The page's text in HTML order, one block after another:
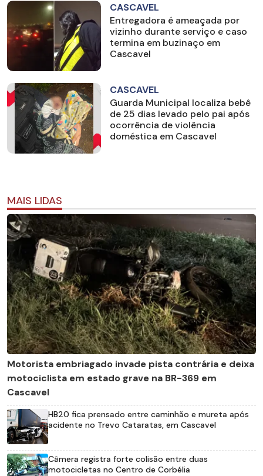
CASCAVEL
Entregadora é ameaçada por
vizinho durante serviço e caso
termina em buzinaço em
Cascavel
CASCAVEL
Guarda Municipal localiza bebê
de 25 dias levado pelo pai após
ocorrência de violência
doméstica em Cascavel
MAIS LIDAS
Motorista embriagado invade pista contrária e deixa
motociclista em estado grave na BR-369 em
Cascavel
HB20 fica prensado entre caminhão e mureta após
acidente no Trevo Cataratas, em Cascavel
Câmera registra forte colisão entre duas
motocicletas no Centro de Corbélia